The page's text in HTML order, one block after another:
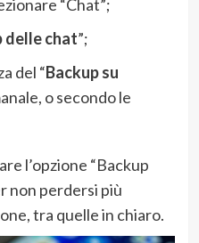
“Chat”;
delle chat”;
del “Backup su
o secondo le
l’opzione “Backup
non perdersi più
tra quelle in chiaro.